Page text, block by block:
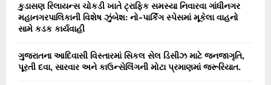
કુડાસણ રિલાયન્સ ચોકડી ખાતે ટ્રાફિક સમસ્યા નિવારવા ગાંધીનગર
મહાનગરપાલિકાની વિશેષ ઝુંબેશ: નો-પાર્કિંગ સ્પેસમાં મૂકેલા વાહનો
સામે કડક કાર્યવાહી
ગુજરાતના આદિવાસી વિસ્તારમાં સિકલ સેલ ડિસીઝ માટે જનજાગૃતિ,
પૂરતી દવા, સારવાર અને કાઉન્સેલિંગની મોટા પ્રમાણમાં જરૂરિયાત.